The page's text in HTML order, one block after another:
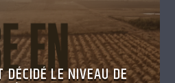
DÉCIDÉ LE NIVEAU DE